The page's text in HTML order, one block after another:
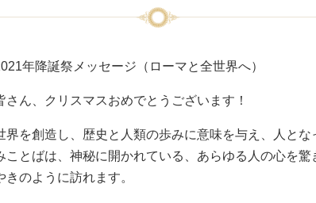
年降誕祭メッセージ（ローマと全世界へ）
ん、クリスマスおめでとうございます！
を創造し、歴史と人類の歩みに意味を与え、人とな
ことばは、神秘に開かれている、あらゆる人の心を驚
のように訪れます。